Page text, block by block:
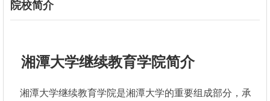
院校简介
湘潭大学继续教育学院简介
湘潭大学继续教育学院是湘潭大学的重要组成部分，承